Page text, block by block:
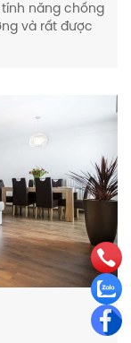
tính năng chống
và rất được